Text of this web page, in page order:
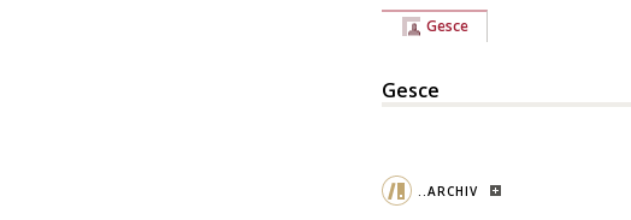
Gesce
Gesce
..ARCHIV